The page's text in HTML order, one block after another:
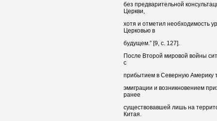
без предварительной
Церкви,
хотя и отметил необходимость
Церковью в
будущем.” [9, с. 127].
После Второй мировой войны
с
прибытием в Северную Америку
эмиграции и возникновением
ранее
существовавшей лишь на
Китая.